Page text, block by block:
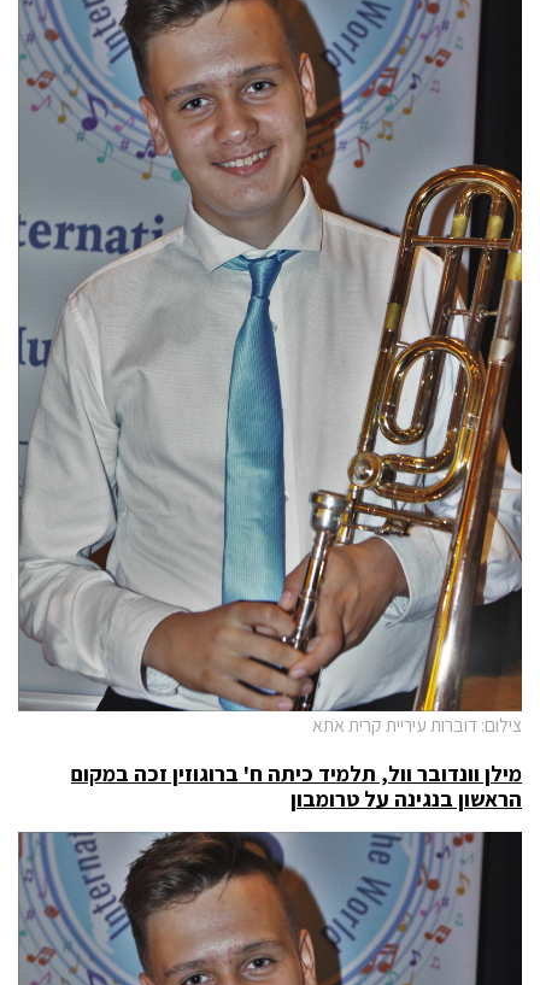
צילום: דוברות עיריית קרית אתא
מילן וונדובר וול, תלמיד כיתה ח' ברוגוזין זכה במקום
הראשון בנגינה על טרומבון